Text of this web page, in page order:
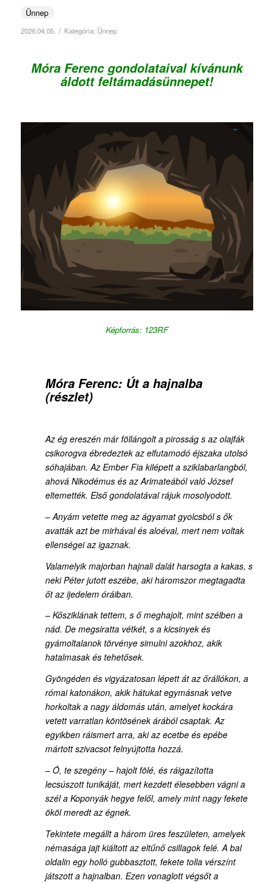
Ünnep
2026.04.05. / Kategória: Ünnep
Móra Ferenc gondolataival kívánunk
áldott feltámadásünnepet!
Képforrás: 123RF
Móra Ferenc:Út a hajnalba
(részlet)
Az ég ereszén már föllángolt a pirosság s az olajfák
csikorogva ébredeztek az elfutamodó éjszaka utolsó
sóhajában. Az Ember Fia kilépett a sziklabarlangból,
ahová Nikodémus és az Arimateából való József
eltemették. Első gondolatával rájuk mosolyodott.
– Anyám vetette meg az ágyamat gyolcsból s ők
avatták azt be mirhával és aloéval, mert nem voltak
ellenségei az igaznak.
Valamelyik majorban hajnali dalát harsogta a kakas, s
neki Péter jutott eszébe, aki háromszor megtagadta
őt az ijedelem óráiban.
– Kősziklának tettem, s ő meghajolt, mint szélben a
nád. De megsiratta vétkét, s a kicsinyek és
gyámoltalanok törvénye simulni azokhoz, akik
hatalmasak és tehetősek.
Gyöngéden és vigyázatosan lépett át az őrállókon, a
római katonákon, akik hátukat egymásnak vetve
horkoltak a nagy áldomás után, amelyet kockára
vetett varratlan köntösének árából csaptak. Az
egyikben ráismert arra, aki az ecetbe és epébe
mártott szivacsot felnyújtotta hozzá.
– Ó, te szegény – hajolt fölé, és ráigazította
lecsúszott tunikáját, mert kezdett élesebben vágni a
szél a Koponyák hegye felől, amely mint nagy fekete
ököl meredt az égnek.
Tekintete megállt a három üres feszületen, amelyek
némasága jajt kiáltott az eltűnő csillagok felé. A bal
oldalin egy holló gubbasztott, fekete tolla vérszínt
játszott a hajnalban. Ezen vonaglott végsőt a